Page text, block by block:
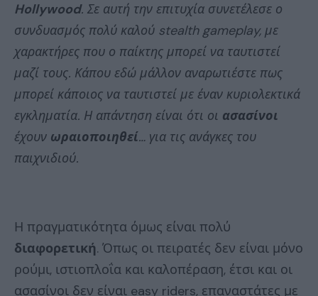
Hollywood. Σε αυτή την επιτυχία συνετέλεσε ο
συνδυασμός πολύ καλού stealth gameplay, με
χαρακτήρες που ο παίκτης μπορεί να ταυτιστεί
μαζί τους. Κάπου εδώ μάλλον αναρωτιέστε πως
μπορεί κάποιος να ταυτιστεί με έναν κυριολεκτικά
εγκληματία. Η απάντηση είναι ότι οι ασασίνοι
έχουν ωραιοποιηθεί… για τις ανάγκες του
παιχνιδιού.
Η πραγματικότητα όμως είναι πολύ
διαφορετική. Όπως οι πειρατές δεν είναι μόνο
ρούμι, ιστιοπλοΐα και καλοπέραση, έτσι και οι
ασασίνοι δεν είναι easy riders, επαναστάτες με